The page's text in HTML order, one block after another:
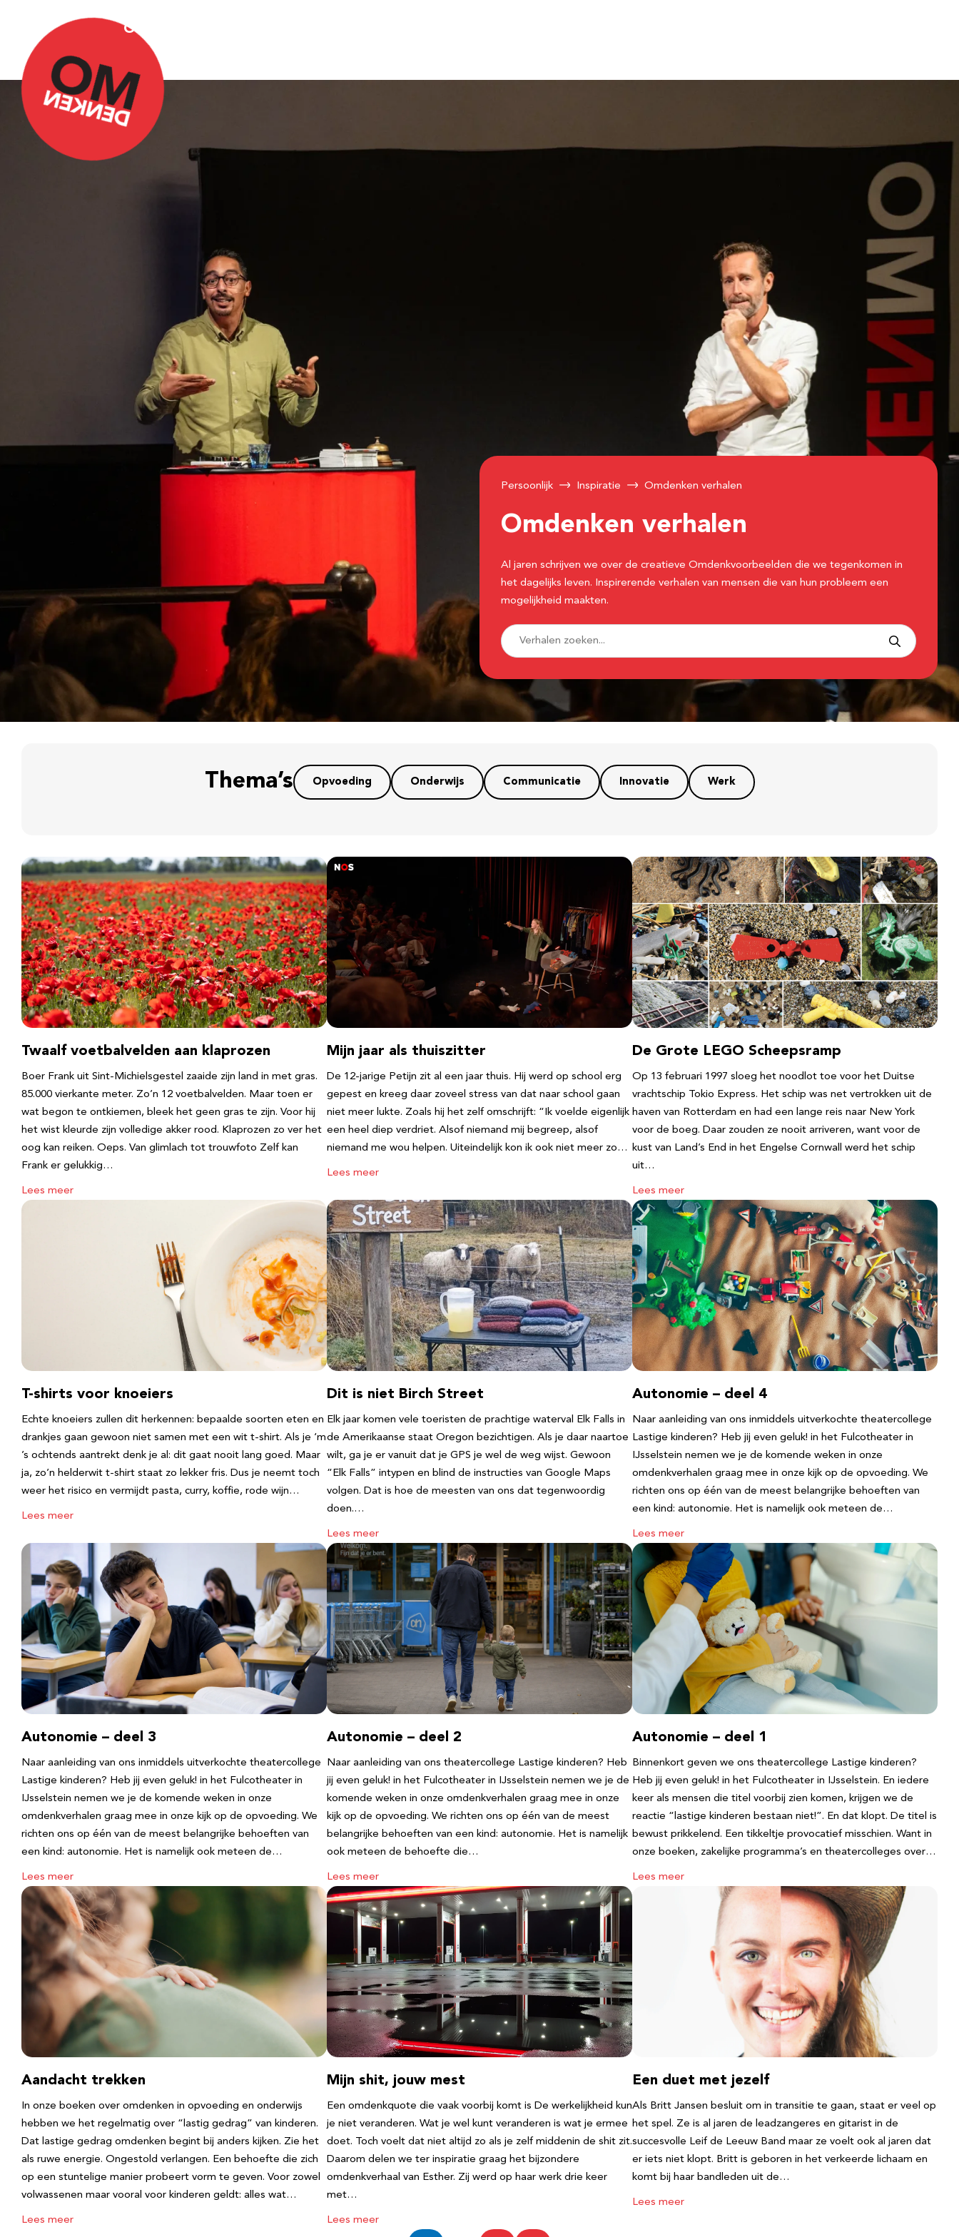
Over Omdenken
Persoonlijk Inspiratie Omdenken verhalen
Omdenken verhalen
Al jaren schrijven we over de creatieve Omdenkvoorbeelden die we tegenkomen in
het dagelijks leven. Inspirerende verhalen van mensen die van hun probleem een
mogelijkheid maakten.
Thema’s Opvoeding Onderwijs Communicatie Innovatie Werk
Twaalf voetbalvelden aan klaprozen
Boer Frank uit Sint-Michielsgestel zaaide zijn land in met gras.
85.000 vierkante meter. Zo’n 12 voetbalvelden. Maar toen er
wat begon te ontkiemen, bleek het geen gras te zijn. Voor hij
het wist kleurde zijn volledige akker rood. Klaprozen zo ver het
oog kan reiken. Oeps. Van glimlach tot trouwfoto Zelf kan
Frank er gelukkig…
Lees meer
Mijn jaar als thuiszitter
De 12-jarige Petijn zit al een jaar thuis. Hij werd op school erg
gepest en kreeg daar zoveel stress van dat naar school gaan
niet meer lukte. Zoals hij het zelf omschrijft: “Ik voelde eigenlijk
een heel diep verdriet. Alsof niemand mij begreep, alsof
niemand me wou helpen. Uiteindelijk kon ik ook niet meer zo…
Lees meer
De Grote LEGO Scheepsramp
Op 13 februari 1997 sloeg het noodlot toe voor het Duitse
vrachtschip Tokio Express. Het schip was net vertrokken uit de
haven van Rotterdam en had een lange reis naar New York
voor de boeg. Daar zouden ze nooit arriveren, want voor de
kust van Land’s End in het Engelse Cornwall werd het schip
uit…
Lees meer
T-shirts voor knoeiers
Echte knoeiers zullen dit herkennen: bepaalde soorten eten en
drankjes gaan gewoon niet samen met een wit t-shirt. Als je ‘m
’s ochtends aantrekt denk je al: dit gaat nooit lang goed. Maar
ja, zo’n helderwit t-shirt staat zo lekker fris. Dus je neemt toch
weer het risico en vermijdt pasta, curry, koffie, rode wijn…
Lees meer
Dit is niet Birch Street
Elk jaar komen vele toeristen de prachtige waterval Elk Falls in
de Amerikaanse staat Oregon bezichtigen. Als je daar naartoe
wilt, ga je er vanuit dat je GPS je wel de weg wijst. Gewoon
“Elk Falls” intypen en blind de instructies van Google Maps
volgen. Dat is hoe de meesten van ons dat tegenwoordig
doen.…
Lees meer
Autonomie – deel 4
Naar aanleiding van ons inmiddels uitverkochte theatercollege
Lastige kinderen? Heb jij even geluk! in het Fulcotheater in
IJsselstein nemen we je de komende weken in onze
omdenkverhalen graag mee in onze kijk op de opvoeding. We
richten ons op één van de meest belangrijke behoeften van
een kind: autonomie. Het is namelijk ook meteen de…
Lees meer
Autonomie – deel 3
Naar aanleiding van ons inmiddels uitverkochte theatercollege
Lastige kinderen? Heb jij even geluk! in het Fulcotheater in
IJsselstein nemen we je de komende weken in onze
omdenkverhalen graag mee in onze kijk op de opvoeding. We
richten ons op één van de meest belangrijke behoeften van
een kind: autonomie. Het is namelijk ook meteen de…
Lees meer
Autonomie – deel 2
Naar aanleiding van ons theatercollege Lastige kinderen? Heb
jij even geluk! in het Fulcotheater in IJsselstein nemen we je de
komende weken in onze omdenkverhalen graag mee in onze
kijk op de opvoeding. We richten ons op één van de meest
belangrijke behoeften van een kind: autonomie. Het is namelijk
ook meteen de behoefte die…
Lees meer
Autonomie – deel 1
Binnenkort geven we ons theatercollege Lastige kinderen?
Heb jij even geluk! in het Fulcotheater in IJsselstein. En iedere
keer als mensen die titel voorbij zien komen, krijgen we de
reactie “lastige kinderen bestaan niet!”. En dat klopt. De titel is
bewust prikkelend. Een tikkeltje provocatief misschien. Want in
onze boeken, zakelijke programma’s en theatercolleges over…
Lees meer
Aandacht trekken
In onze boeken over omdenken in opvoeding en onderwijs
hebben we het regelmatig over “lastig gedrag” van kinderen.
Dat lastige gedrag omdenken begint bij anders kijken. Zie het
als ruwe energie. Ongestold verlangen. Een behoefte die zich
op een stuntelige manier probeert vorm te geven. Voor zowel
volwassenen maar vooral voor kinderen geldt: alles wat…
Lees meer
Mijn shit, jouw mest
Een omdenkquote die vaak voorbij komt is De werkelijkheid kun
je niet veranderen. Wat je wel kunt veranderen is wat je ermee
doet. Toch voelt dat niet altijd zo als je zelf middenin de shit zit.
Daarom delen we ter inspiratie graag het bijzondere
omdenkverhaal van Esther. Zij werd op haar werk drie keer
met…
Lees meer
Een duet met jezelf
Als Britt Jansen besluit om in transitie te gaan, staat er veel op
het spel. Ze is al jaren de leadzangeres en gitarist in de
succesvolle Leif de Leeuw Band maar ze voelt ook al jaren dat
er iets niet klopt. Britt is geboren in het verkeerde lichaam en
komt bij haar bandleden uit de…
Lees meer